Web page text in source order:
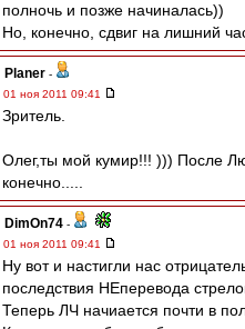
полночь и позже начиналась))
Но, конечно, сдвиг на лишний
Planer -
01 ноя 2011 09:41
Зритель.
Олег,ты мой кумир!!! ))) После
конечно.....
DimOn74 -
01 ноя 2011 09:41
Ну вот и настигли нас
последствия НЕперевода
Теперь ЛЧ начиается почти в